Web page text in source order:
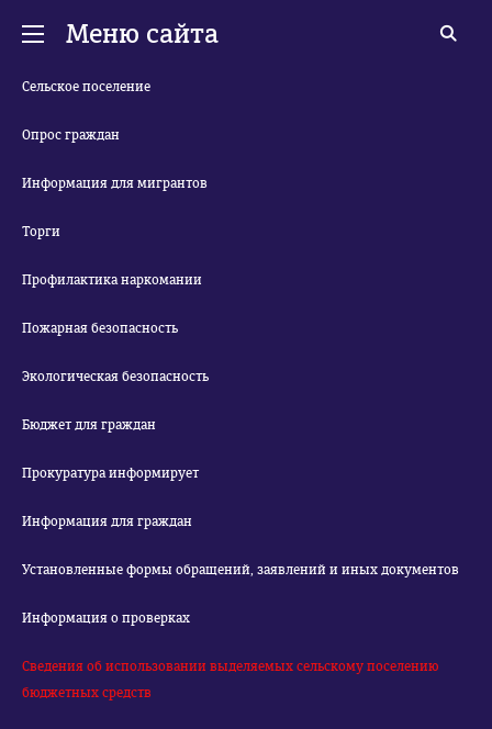
Меню сайта
Сельское поселение
Опрос граждан
Информация для мигрантов
Торги
Профилактика наркомании
Пожарная безопасность
Экологическая безопасность
Бюджет для граждан
Прокуратура информирует
Информация для граждан
Установленные формы обращений, заявлений и иных документов
Информация о проверках
Сведения об использовании выделяемых сельскому поселению
бюджетных средств